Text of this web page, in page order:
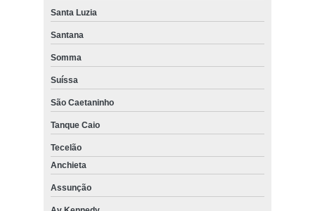
Santa Luzia
Santana
Somma
Suíssa
São Caetaninho
Tanque Caio
Tecelão
Anchieta
Assunção